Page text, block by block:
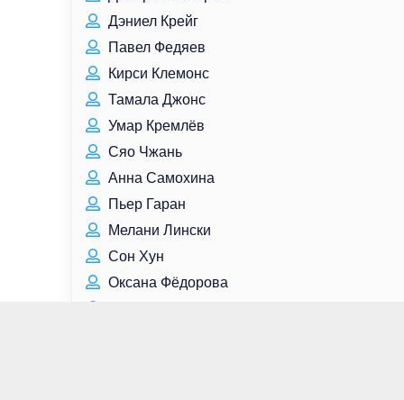
Дэниел Крейг
Павел Федяев
Кирси Клемонс
Тамала Джонс
Умар Кремлёв
Сяо Чжань
Анна Самохина
Пьер Гаран
Мелани Лински
Сон Хун
Оксана Фёдорова